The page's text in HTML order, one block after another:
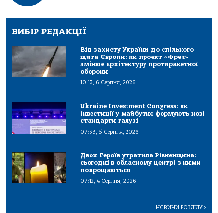
ВИБІР РЕДАКЦІЇ
Від захисту України до спільного
щита Європи: як проєкт «Фрея»
змінює архітектуру протиракетної
оборони
10:13, 6 Серпня, 2026
Ukraine Investment Congress: як
інвестиції у майбутнє формують нові
стандарти галузі
07:33, 5 Серпня, 2026
Двох Героїв утратила Рівненщина:
сьогодні в обласному центрі з ними
попрощаються
07:12, 4 Серпня, 2026
НОВИНИ РОЗДІЛУ>